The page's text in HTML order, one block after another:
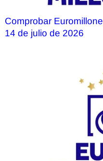
Comprobar
14 de julio de 2026